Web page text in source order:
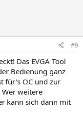
#9
Das EVGA Tool
Bedienung ganz
für's OC und zur
weitere
kann sich dann mit